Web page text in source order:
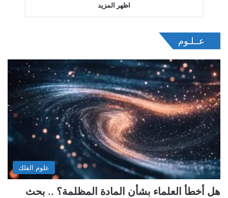
اظهر المزيد
عــلـوم
علوم الفلك
هل أخطأ العلماء بشأن المادة المظلمة؟ .. بحث